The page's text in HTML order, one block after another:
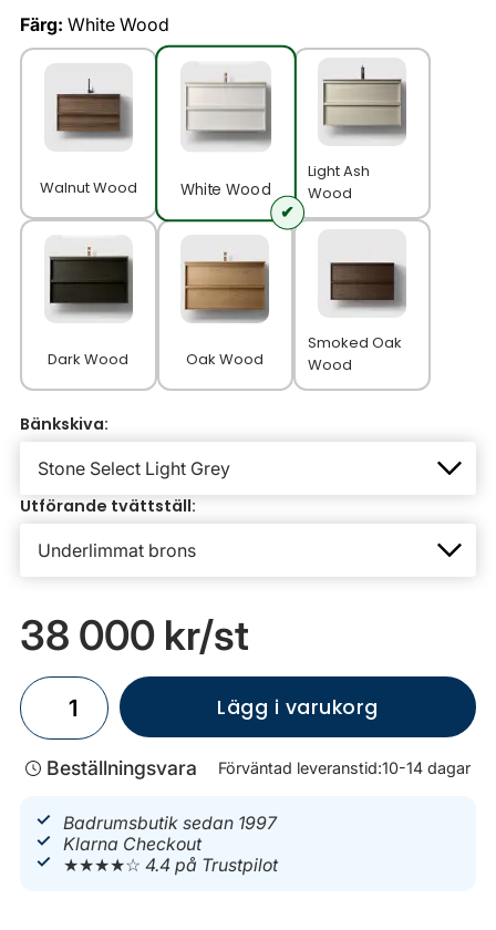
Färg: White Wood
Walnut Wood White Wood
Light Ash
Wood
Dark Wood Oak Wood
Smoked Oak
Wood
Bänkskiva:
Utförande tvättställ:
38 000 kr/st
Lägg i varukorg
Beställningsvara Förväntad leveranstid:10-14 dagar
Badrumsbutik sedan 1997
Klarna Checkout
★★★★☆4.4 på Trustpilot